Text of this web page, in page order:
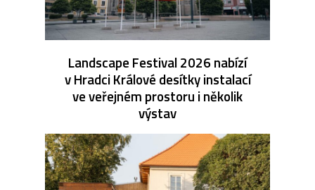
Landscape Festival 2026 nabízí
v Hradci Králové desítky instalací
ve veřejném prostoru i několik
výstav